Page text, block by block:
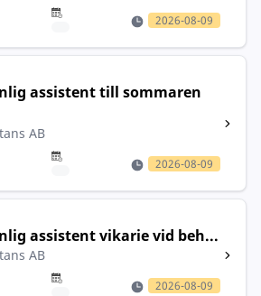
2026-08-09
assistent till sommaren
AB
2026-08-09
assistent vikarie vid beh...
AB
2026-08-09